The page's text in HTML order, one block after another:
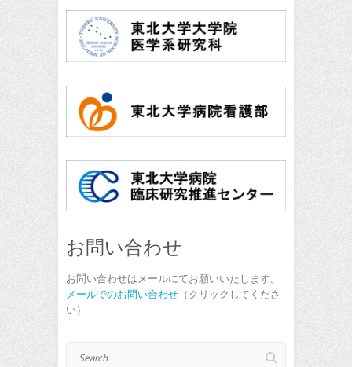
お問い合わせ
お問い合わせはメールにてお願いいたします。
メールでのお問い合わせ （クリックしてくださ
い）